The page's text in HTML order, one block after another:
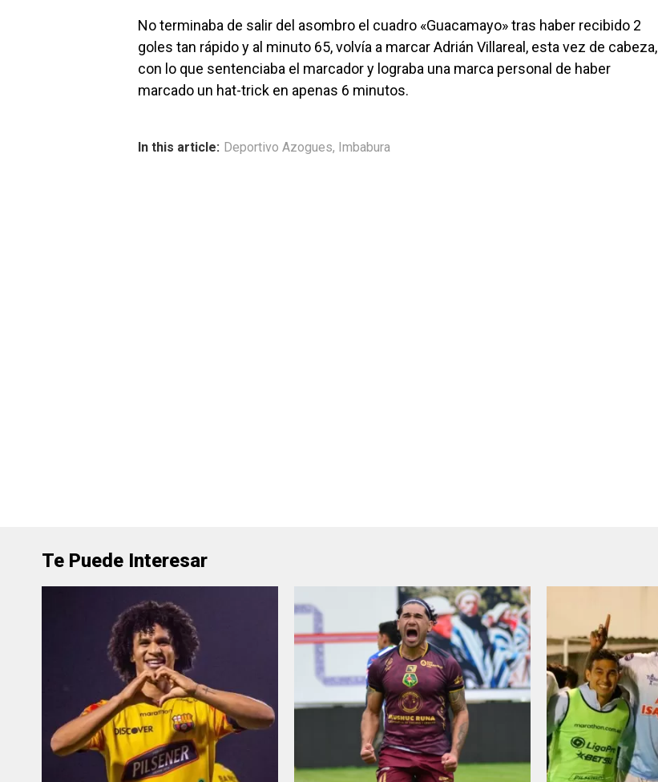
No terminaba de salir del asombro el cuadro «Guacamayo» tras haber recibido 2
goles tan rápido y al minuto 65, volvía a marcar Adrián Villareal, esta vez de cabeza,
con lo que sentenciaba el marcador y lograba una marca personal de haber
marcado un hat-trick en apenas 6 minutos.
In this article: Deportivo Azogues, Imbabura
Te Puede Interesar